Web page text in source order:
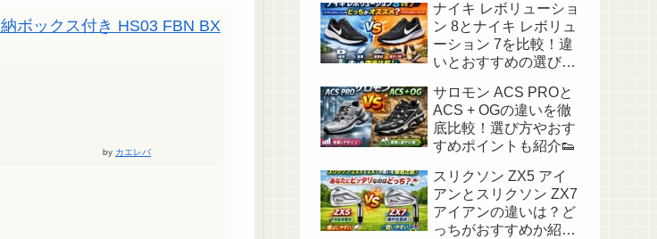
ボックス付き HS03 FBN BX
by カエレバ
ナイキ レボリューショ
ン 8とナイキ レボリュ
ーション 7を比較！違
いとおすすめの選び方
サロモン ACS PROと
ACS + OGの違いを徹
底比較！選び方やおす
すめポイントも紹介👟
スリクソン ZX5 アイ
アンとスリクソン ZX7
アイアンの違いは？ど
っちがおすすめか紹